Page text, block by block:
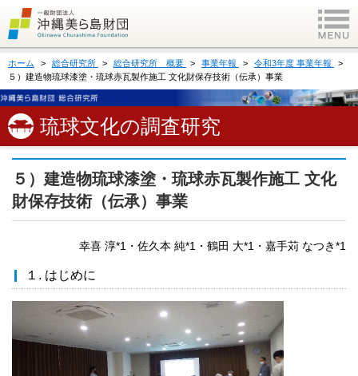
ホーム 総合研究所 総合研究所 概要 事業年報
令和3年度 事業年報
５）建造物琉球漆塗・琉球赤瓦製作施工 文化財保存技術（伝承）事業
琉球文化の調査研究
５）建造物琉球漆塗・琉球赤瓦製作施工 文化
財保存技術（伝承）事業
幸喜 淳*1・佐久本 純*1・鶴田 大*1・嘉手苅 なつき*1
１. はじめに